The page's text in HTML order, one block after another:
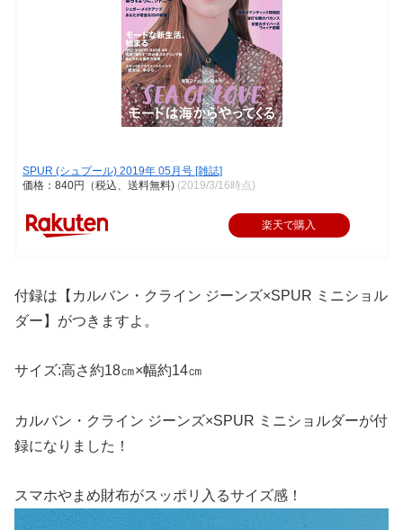
SPUR (シュプール) 2019年 05月号 [雑誌]
価格：840円（税込、送料無料) (2019/3/16時点)
楽天で購入
付録は【カルバン・クライン ジーンズ×SPUR ミニショル
ダー】がつきますよ。
サイズ:高さ約18㎝×幅約14㎝
カルバン・クライン ジーンズ×SPUR ミニショルダーが付
録になりました！
スマホやまめ財布がスッポリ入るサイズ感！